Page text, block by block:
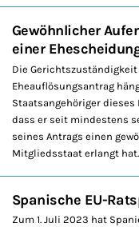
Gewöhnlicher
einer
Die
Eheauflösungsantrag
Staatsangehöriger
dass er seit mindestens
seines Antrags einen
Mitgliedsstaat erlangt hat.
Spanische EU-
Zum 1. Juli 2023 hat